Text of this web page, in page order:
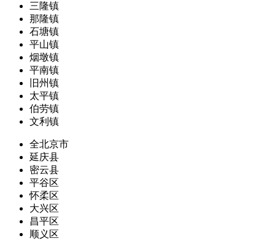
三隆镇
那隆镇
石塘镇
平山镇
烟墩镇
平南镇
旧州镇
太平镇
伯劳镇
文利镇
全北京市
延庆县
密云县
平谷区
怀柔区
大兴区
昌平区
顺义区